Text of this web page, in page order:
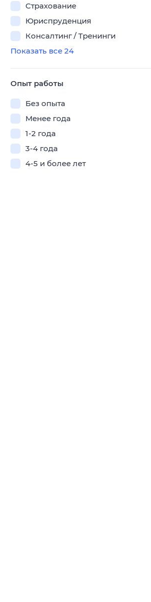
Страхование
Юриспруденция
Консалтинг / Тренинги
Показать все 24
Опыт работы
Без опыта
Менее года
1-2 года
3-4 года
4-5 и более лет